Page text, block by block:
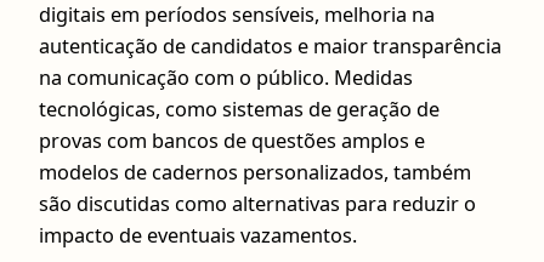
digitais em períodos sensíveis, melhoria na
autenticação de candidatos e maior transparência
na comunicação com o público. Medidas
tecnológicas, como sistemas de geração de
provas com bancos de questões amplos e
modelos de cadernos personalizados, também
são discutidas como alternativas para reduzir o
impacto de eventuais vazamentos.